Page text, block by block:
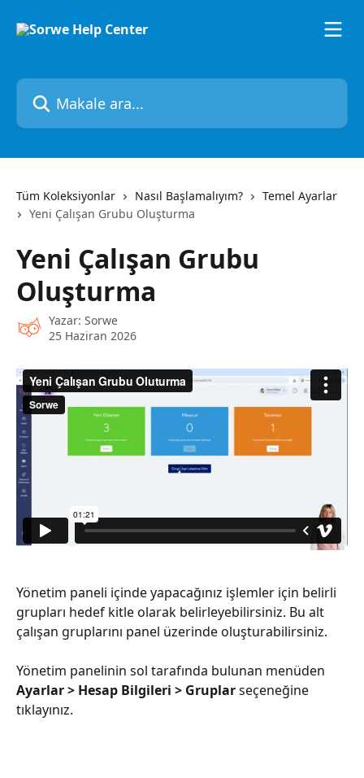
Makale ara...
Tüm Koleksiyonlar Nasıl Başlamalıyım?
Temel Ayarlar
Yeni Çalışan Grubu Oluşturma
Yeni Çalışan Grubu
Oluşturma
Yazar: Sorwe
25 Haziran 2026
Yönetim paneli içinde yapacağınız işlemler için belirli
grupları hedef kitle olarak belirleyebilirsiniz. Bu alt
çalışan gruplarını panel üzerinde oluşturabilirsiniz.
Yönetim panelinin sol tarafında bulunan menüden
Ayarlar > Hesap Bilgileri > Gruplar seçeneğine
tıklayınız.